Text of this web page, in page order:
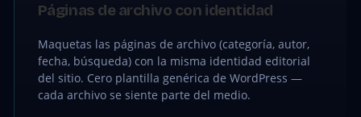
Páginas de archivo con identidad
Maquetas las páginas de archivo (categoría, autor,
fecha, búsqueda) con la misma identidad editorial
del sitio. Cero plantilla genérica de WordPress —
cada archivo se siente parte del medio.